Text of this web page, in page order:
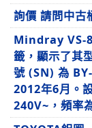
詢價 請問中古
Mindray VS-
籤，顯示了其
號 (SN) 為
2012年6月。
240V~，頻率